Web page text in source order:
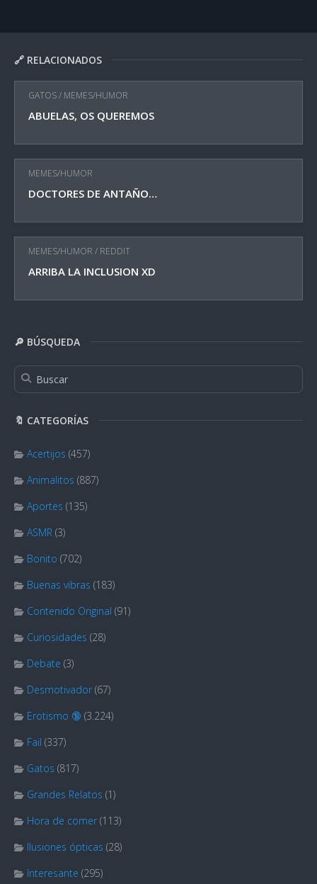
🔗 RELACIONADOS
GATOS/ MEMES/HUMOR
ABUELAS, OS QUEREMOS
MEMES/HUMOR
DOCTORES DE ANTAÑO…
MEMES/HUMOR / REDDIT
ARRIBA LA INCLUSION XD
🔎 BÚSQUEDA
🔖 CATEGORÍAS
Acertijos (457)
Animalitos (887)
Aportes (135)
ASMR (3)
Bonito (702)
Buenas vibras (183)
Contenido Original (91)
Curiosidades (28)
Debate (3)
Desmotivador (67)
Erotismo 🔞 (3.224)
Fail (337)
Gatos (817)
Grandes Relatos (1)
Hora de comer (113)
Ilusiones ópticas (28)
Interesante (295)